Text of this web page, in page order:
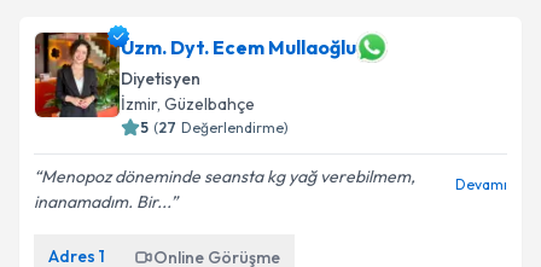
Uzm. Dyt. Ecem Mullaoğlu
Diyetisyen
İzmir, Güzelbahçe
5 (27 Değerlendirme)
Menopoz döneminde seansta kg yağ verebilmem,
inanamadım. Bir...
Devamı
Adres 1 Online Görüşme